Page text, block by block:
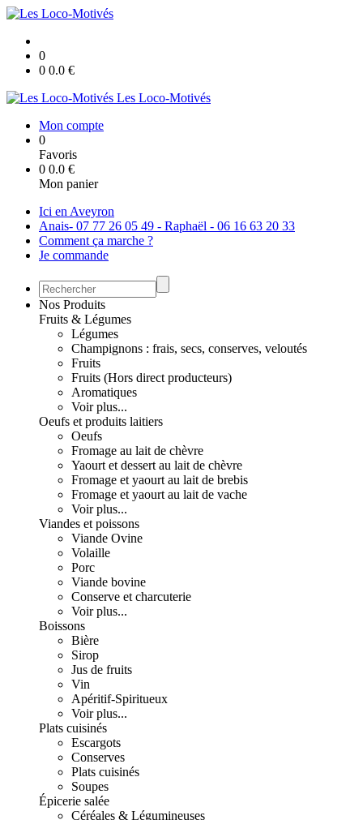
0
0 0.0 €
Les Loco-Motivés
Mon compte
0
Favoris
0 0.0 €
Mon panier
Ici en Aveyron
Anais- 07 77 26 05 49 - Raphaël - 06 16 63 20 33
Comment ça marche ?
Je commande
Nos Produits
Fruits & Légumes
Légumes
Champignons : frais, secs, conserves, veloutés
Fruits
Fruits (Hors direct producteurs)
Aromatiques
Voir plus...
Oeufs et produits laitiers
Oeufs
Fromage au lait de chèvre
Yaourt et dessert au lait de chèvre
Fromage et yaourt au lait de brebis
Fromage et yaourt au lait de vache
Voir plus...
Viandes et poissons
Viande Ovine
Volaille
Porc
Viande bovine
Conserve et charcuterie
Voir plus...
Boissons
Bière
Sirop
Jus de fruits
Vin
Apéritif-Spiritueux
Voir plus...
Plats cuisinés
Escargots
Conserves
Plats cuisinés
Soupes
Épicerie salée
Céréales & Légumineuses